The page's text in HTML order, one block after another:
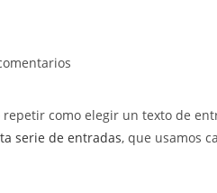
como elegir un texto de
serie de entradas, que usamos